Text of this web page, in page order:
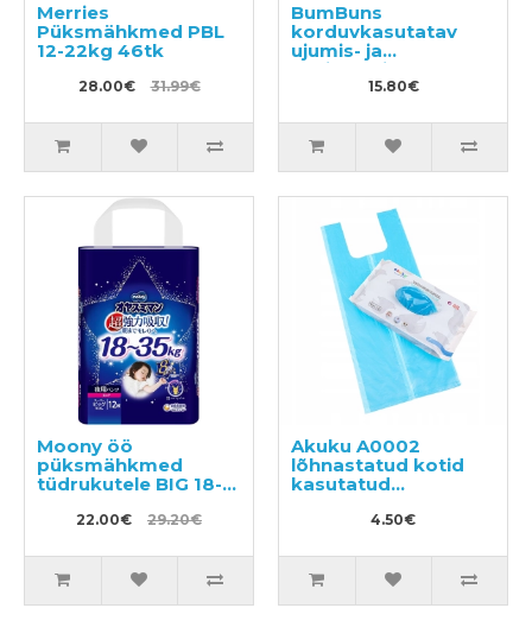
Merries
Püksmähkmed PBL
12-22kg 46tk
28.00€ 31.99€
BumBuns
korduvkasutatav
ujumis- ja
potitreeningu mähe
S 8–11kg15.80€
Moony öö
püksmähkmed
tüdrukutele BIG 18-
22.00€ 29.20€
Akuku A0002
lõhnastatud kotid
kasutatud
utiliseerimiseks
4.50€